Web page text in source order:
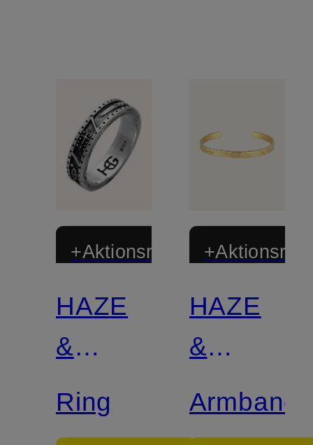
+Aktionsrabatt
HAZE
&
GLORY
Ring
HAZE
&
GLORY
Armband